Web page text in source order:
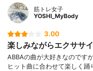
筋トレ女子
YOSHI_MyBody
3.00
楽しみながらエクササ
ABBAの曲が大好きなのです
ヒット曲に合わせて楽しく